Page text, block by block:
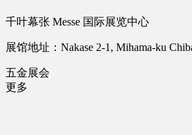
千叶幕张 Messe 国际展览中心
展馆地址：Nakase 2-1, Mihama-ku
五金展会
更多